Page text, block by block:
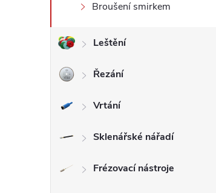
e
Broušení smirkem
Leštění
Řezání
Vrtání
Sklenářské nářadí
Frézovací nástroje